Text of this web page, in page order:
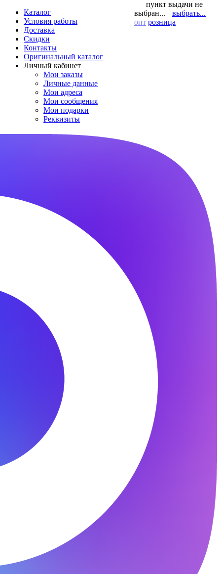
Каталог
Условия работы
Доставка
Скидки
Контакты
Оригинальный каталог
Личный кабинет
Мои заказы
Личные данные
Мои адреса
Мои сообщения
Мои подарки
Реквизиты
пункт выдачи не
выбран...
выбрать...
опт розница